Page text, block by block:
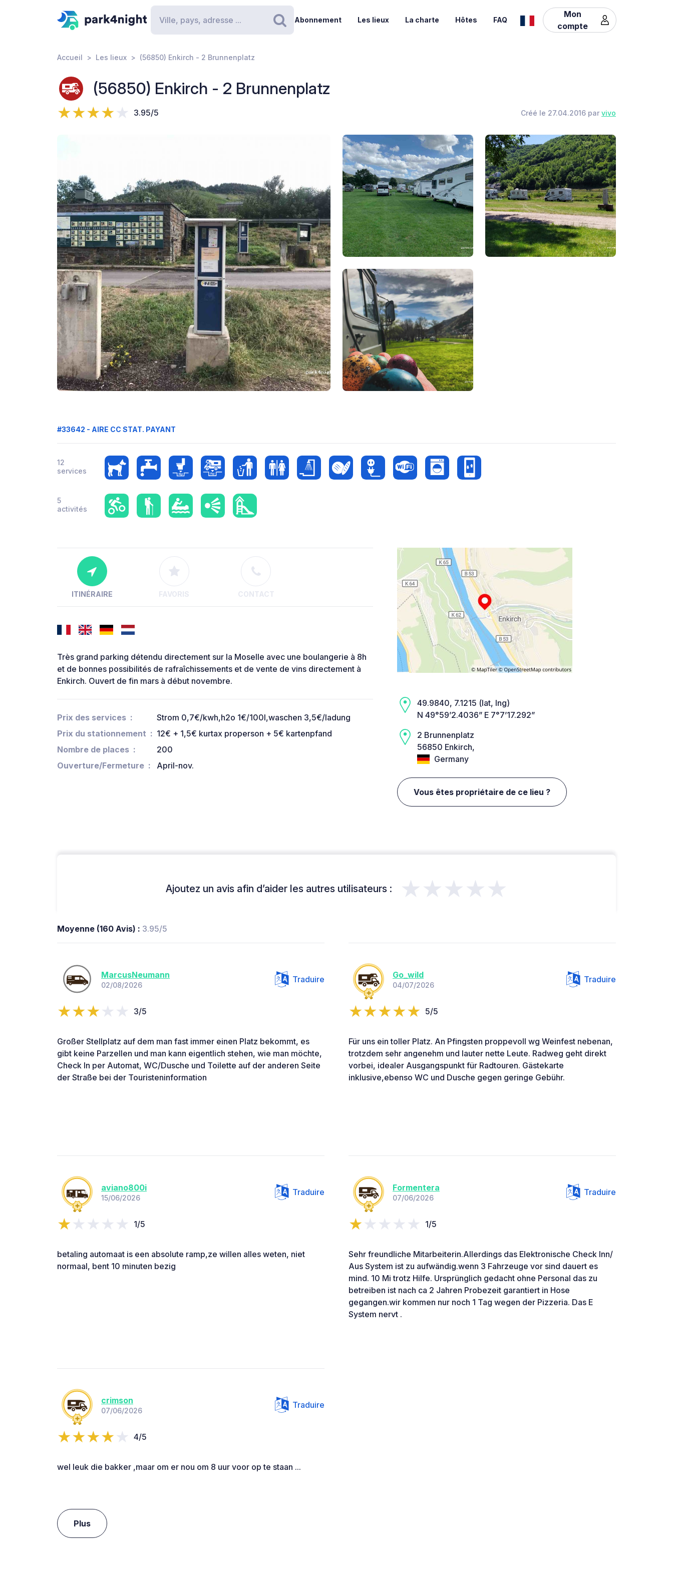
Rechercher
Abonnement Les lieux La charte Hôtes FAQ
Mon
compte
Accueil Les lieux (56850) Enkirch - 2 Brunnenplatz
(56850) Enkirch - 2 Brunnenplatz
3.95/5 Créé le 27.04.2016 par vivo
#33642 - AIRE CC STAT. PAYANT
12
services
5
activités
ITINÉRAIRE FAVORIS CONTACT
Très grand parking détendu directement sur la Moselle avec une boulangerie à 8h
et de bonnes possibilités de rafraîchissements et de vente de vins directement à
Enkirch. Ouvert de fin mars à début novembre.
Prix des services
Strom 0,7€/kwh,h2o 1€/100l,waschen 3,5€/ladung
Prix du stationnement
12€ + 1,5€ kurtax properson + 5€ kartenpfand
Nombre de places
200
Ouverture/Fermeture
April-nov.
49.9840, 7.1215 (lat, lng)
N 49°59’2.4036” E 7°7’17.292”
2 Brunnenplatz
56850 Enkirch,
Germany
Vous êtes propriétaire de ce lieu ?
Ajoutez un avis afin d’aider les autres utilisateurs : ★★★★★
Moyenne (160 Avis) : 3.95/5
MarcusNeumann
02/08/2026
Traduire
3/5
Großer Stellplatz auf dem man fast immer einen Platz bekommt, es
gibt keine Parzellen und man kann eigentlich stehen, wie man möchte,
Check In per Automat, WC/Dusche und Toilette auf der anderen Seite
der Straße bei der Touristeninformation
Go_wild
04/07/2026
Traduire
5/5
Für uns ein toller Platz. An Pfingsten proppevoll wg Weinfest nebenan,
trotzdem sehr angenehm und lauter nette Leute. Radweg geht direkt
vorbei, idealer Ausgangspunkt für Radtouren. Gästekarte
inklusive,ebenso WC und Dusche gegen geringe Gebühr.
aviano800i
15/06/2026
Traduire
1/5
betaling automaat is een absolute ramp,ze willen alles weten, niet
normaal, bent 10 minuten bezig
Formentera
07/06/2026
Traduire
1/5
Sehr freundliche Mitarbeiterin.Allerdings das Elektronische Check Inn/
Aus System ist zu aufwändig.wenn 3 Fahrzeuge vor sind dauert es
mind. 10 Mi trotz Hilfe. Ursprünglich gedacht ohne Personal das zu
betreiben ist nach ca 2 Jahren Probezeit garantiert in Hose
gegangen.wir kommen nur noch 1 Tag wegen der Pizzeria. Das E
System nervt .
crimson
07/06/2026
Traduire
4/5
wel leuk die bakker ,maar om er nou om 8 uur voor op te staan ...
Plus